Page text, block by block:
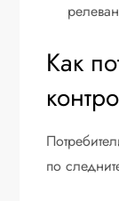
Как
по